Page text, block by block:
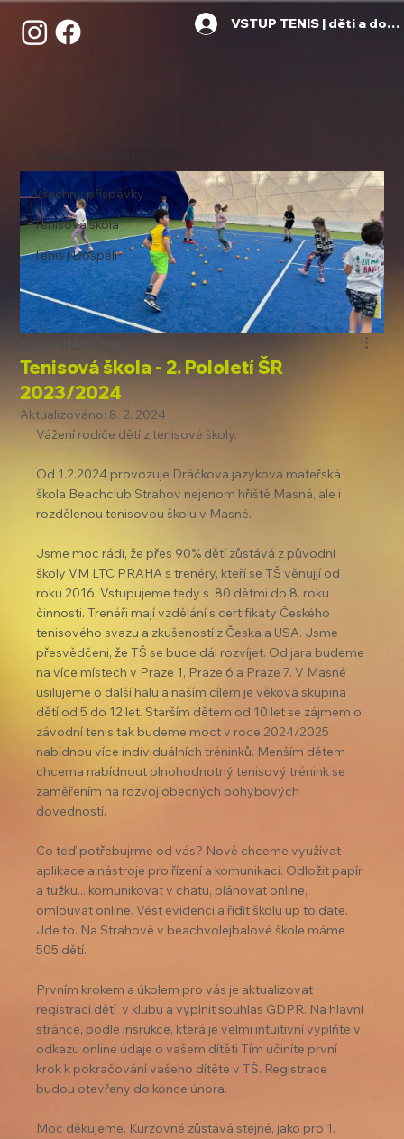
VSTUP TENIS | děti a
Všechny příspěvky
Tenisová škola
Tenis | Dospělí
Všechny příspěvky
Tenisová škola - 2. Pololetí ŠR
2023/2024
Aktualizováno: 8. 2. 2024
Vážení rodiče dětí z tenisové školy.
Od 1.2.2024 provozuje Dráčkova jazyková mateřská
škola Beachclub Strahov nejenom hřiště Masná, ale i
rozdělenou tenisovou školu v Masné.
Jsme moc rádi, že přes 90% dětí zůstává z původní
školy VM LTC PRAHA s trenéry, kteří se TŠ věnujjí od
roku 2016. Vstupujeme tedy s  80 dětmi do 8. roku
činnosti. Trenéři mají vzdělání s certifikáty Českého
tenisového svazu a zkušeností z Česka a USA. Jsme
přesvědčeni, že TŠ se bude dál rozvíjet. Od jara budeme
na více místech v Praze 1, Praze 6 a Praze 7. V Masné
usilujeme o další halu a naším cílem je věková skupina
dětí od 5 do 12 let. Starším dětem od 10 let se zájmem o
závodní tenis tak budeme moct v roce 2024/2025
nabídnou více individuálních tréninků. Menším dětem
chcema nabídnout plnohodnotný tenisový trénink se
zaměřením na rozvoj obecných pohybových
dovedností.
Co teď potřebujrme od vás? Nově chceme využívat
aplikace a nástroje pro řízení a komunikaci. Odložit papír
a tužku... komunikovat v chatu, plánovat online,
omlouvat online. Vést evidenci a řídit školu up to date.
Jde to. Na Strahově v beachvolejbalové škole máme
505 dětí.
Prvním krokem a úkolem pro vás je aktualizovat
registraci dětí  v klubu a vyplnit souhlas GDPR. Na hlavní
stránce, podle insrukce, která je velmi intuitivní vyplňte v
odkazu online údaje o vašem dítěti Tím učiníte první
krok k pokračování vašeho dítěte v TŠ. Registrace
budou otevřeny do konce února.
Moc děkujeme. Kurzovné zůstává stejné, jako pro 1.